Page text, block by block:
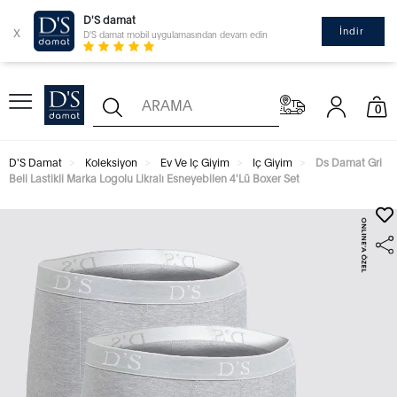
x
D'S damat
D'S damat mobil uygulamasından devam edin İndir
0
D'S Damat Koleksiyon Ev Ve Iç Giyim Iç Giyim
Ds Damat Gri
Beli Lastikli Marka Logolu Likralı Esneyebilen 4'Lü Boxer Set